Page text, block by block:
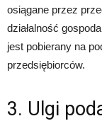
osiągane przez
działalność
jest pobierany na
przedsiębiorców.
3. Ulgi